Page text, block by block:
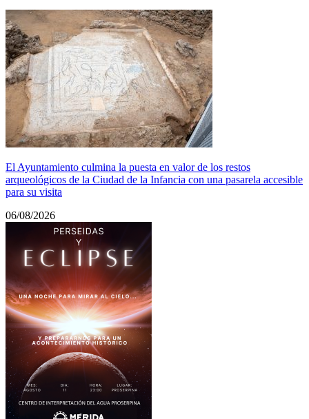
El Ayuntamiento culmina la puesta en valor de los restos
arqueológicos de la Ciudad de la Infancia con una pasarela accesible
para su visita
06/08/2026